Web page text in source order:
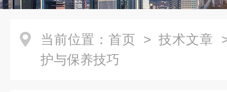
当前位置： 首页 > 技术文章
护与保养技巧